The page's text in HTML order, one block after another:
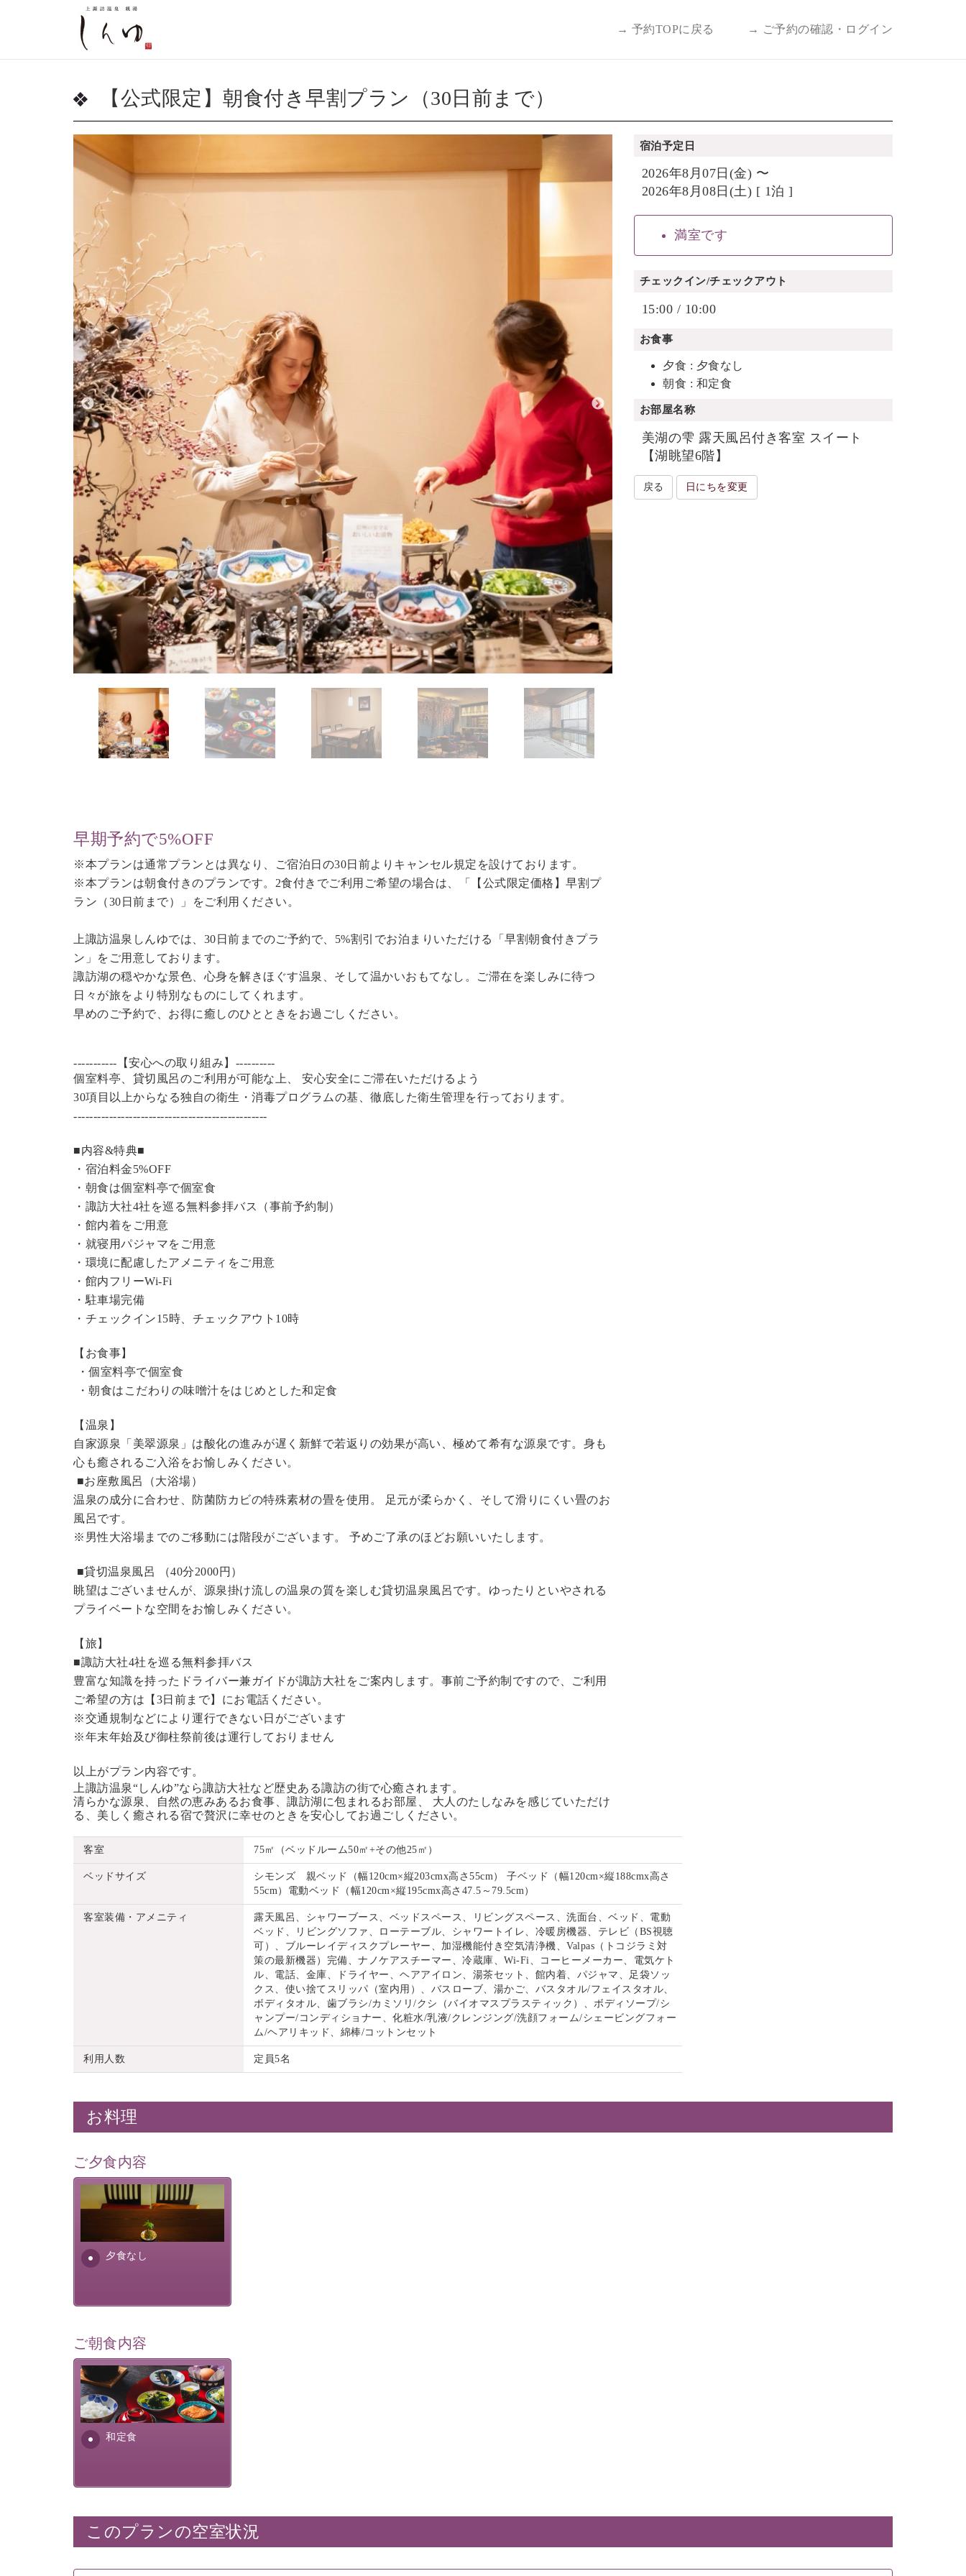
→ 予約TOPに戻る → ご予約の確認・ログイン
【公式限定】朝食付き早割プラン（30日前まで）
早期予約で5%OFF
※本プランは通常プランとは異なり、ご宿泊日の30日前よりキャンセル規定を設けております。
※本プランは朝食付きのプランです。2食付きでご利用ご希望の場合は、「
【公式限定価格】早割プ
ラン（30日前まで）
」をご利用ください。
上諏訪温泉しんゆでは、30日前までのご予約で、5%割引でお泊まりいただける「早割朝食付きプラ
ン」をご用意しております。
諏訪湖の穏やかな景色、心身を解きほぐす温泉、そして温かいおもてなし。ご滞在を楽しみに待つ
日々が旅をより特別なものにしてくれます。
早めのご予約で、お得に癒しのひとときをお過ごしください。
-----------【安心への取り組み】----------
個室料亭、貸切風呂のご利用が可能な上、 安心安全にご滞在いただけるよう
30項目以上からなる独自の衛生・消毒プログラムの基、徹底した衛生管理を行っております。
-------------------------------------------------
■内容&特典■
・宿泊料金5%OFF
・朝食は個室料亭で個室食
・諏訪大社4社を巡る無料参拝バス（事前予約制）
・館内着をご用意
・就寝用パジャマをご用意
・環境に配慮したアメニティをご用意
・館内フリーWi-Fi
・駐車場完備
・チェックイン15時、チェックアウト10時
【お食事】
・個室料亭で個室食
・朝食はこだわりの味噌汁をはじめとした和定食
【温泉】
自家源泉「美翠源泉」は酸化の進みが遅く新鮮で若返りの効果が高い、極めて希有な源泉です。身も
心も癒されるご入浴をお愉しみください。
■お座敷風呂（大浴場）
温泉の成分に合わせ、防菌防カビの特殊素材の畳を使用。 足元が柔らかく、そして滑りにくい畳のお
風呂です。
※男性大浴場までのご移動には階段がございます。 予めご了承のほどお願いいたします。
■貸切温泉風呂 （40分2000円）
眺望はございませんが、源泉掛け流しの温泉の質を楽しむ貸切温泉風呂です。ゆったりといやされる
プライベートな空間をお愉しみください。
【旅】
■諏訪大社4社を巡る無料参拝バス
豊富な知識を持ったドライバー兼ガイドが諏訪大社をご案内します。 事前ご予約制ですので、ご利用
ご希望の方は【3日前まで】にお電話ください。
※交通規制などにより運行できない日がございます
※年末年始及び御柱祭前後は運行しておりません
以上がプラン内容です。
上諏訪温泉“しんゆ”なら諏訪大社など歴史ある諏訪の街で心癒されます。
清らかな源泉、自然の恵みあるお食事、諏訪湖に包まれるお部屋、 大人のたしなみを感じていただけ
る、美しく癒される宿で贅沢に幸せのときを安心してお過ごしください。
宿泊予定日
2026年8月07日(金) 〜
2026年8月08日(土) [ 1泊 ]
満室です
チェックイン/チェックアウト
15:00 / 10:00
お食事
夕食 : 夕食なし
朝食 : 和定食
お部屋名称
美湖の雫 露天風呂付き客室 スイート
【湖眺望6階】
戻る 日にちを変更
客室 75㎡（ベッドルーム50㎡+その他25㎡）
ベッドサイズ
シモンズ 親ベッド（幅120cm×縦203cmx高さ55cm） 子ベッド（幅120cm×縦188cmx高さ
55cm）電動ベッド（幅120cm×縦195cmx高さ47.5～79.5cm）
客室装備・アメニティ
露天風呂、シャワーブース、ベッドスペース、リビングスペース、洗面台、ベッド、電動
ベッド、リビングソファ、ローテーブル、シャワートイレ、冷暖房機器、テレビ（BS視聴
可）、ブルーレイディスクプレーヤー、加湿機能付き空気清浄機、Valpas（トコジラミ対
策の最新機器）完備、ナノケアスチーマー、冷蔵庫、Wi-Fi、コーヒーメーカー、電気ケト
ル、電話、金庫、ドライヤー、ヘアアイロン、湯茶セット、館内着、パジャマ、足袋ソッ
クス、使い捨てスリッパ（室内用）、バスローブ、湯かご、バスタオル/フェイスタオル、
ボディタオル、歯ブラシ/カミソリ/クシ（バイオマスプラスティック）、ボディソープ/シ
ャンプー/コンディショナー、化粧水/乳液/クレンジング/洗顔フォーム/シェービングフォー
ム/ヘアリキッド、綿棒/コットンセット
利用人数 定員5名
お料理
ご夕食内容
夕食なし
夕食なしご夕食を追加される
場合は、二食付きのプランを
お選びくださいませ。
ご朝食内容
和定食
さっぱりとした和食膳に使わ
れる食材は、諏訪の名産品を
ふんだんに取り入れ、安心・
安全を心掛けた長野県産...
このプランの空室状況